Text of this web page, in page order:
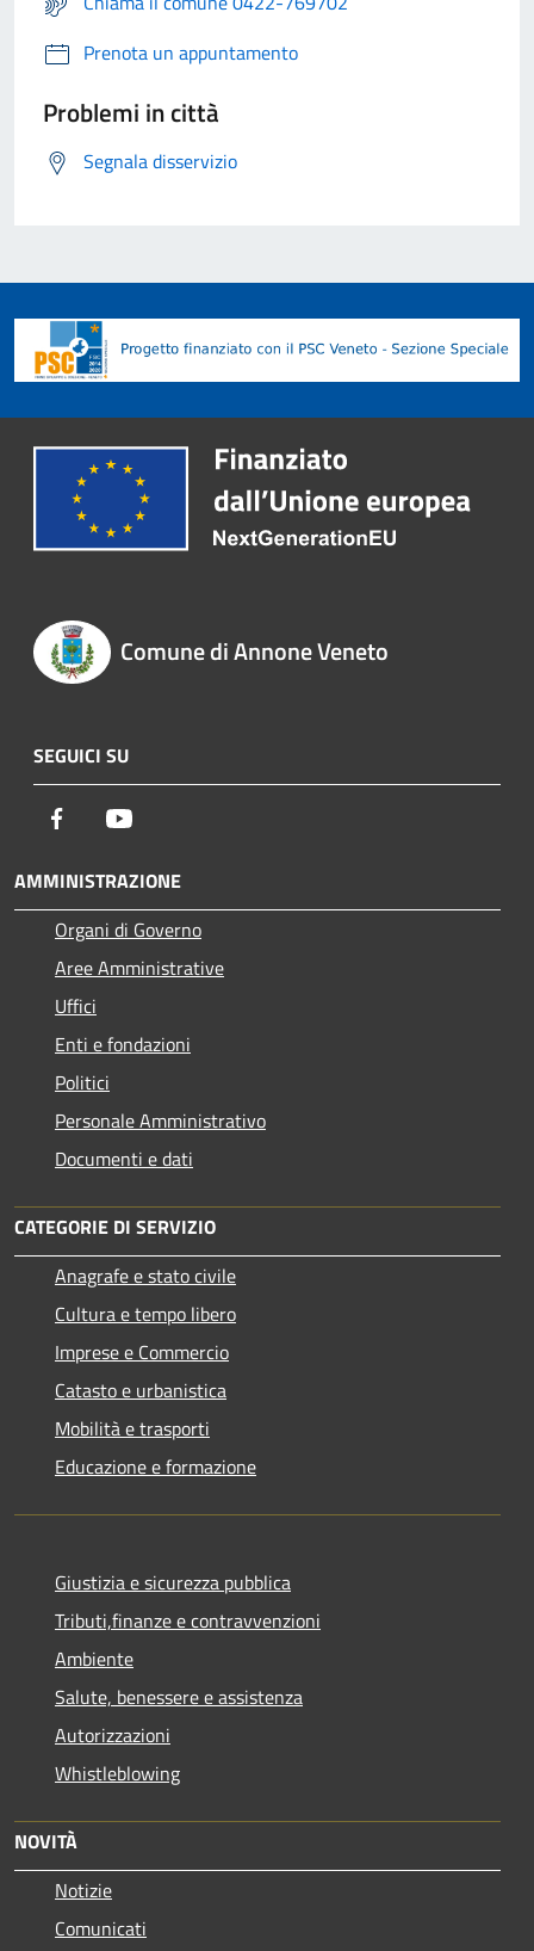
Prenota un appuntamento
Problemi in città
Segnala disservizio
Comune di Annone Veneto
SEGUICI SU
Facebook
AMMINISTRAZIONE
Organi di Governo
Aree Amministrative
Uffici
Enti e fondazioni
Politici
Personale Amministrativo
Documenti e dati
CATEGORIE DI SERVIZIO
Anagrafe e stato civile
Cultura e tempo libero
Imprese e Commercio
Catasto e urbanistica
Mobilità e trasporti
Educazione e formazione
Giustizia e sicurezza pubblica
Tributi,finanze e contravvenzioni
Ambiente
Salute, benessere e assistenza
Autorizzazioni
Whistleblowing
NOVITÀ
Notizie
Comunicati